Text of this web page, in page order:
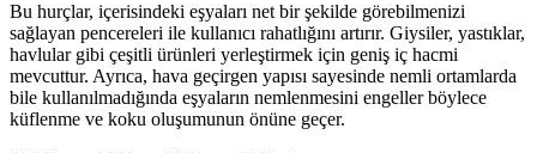
Bu hurçlar, içerisindeki eşyaları net bir şekilde görebilmenizi
sağlayan pencereleri ile kullanıcı rahatlığını artırır. Giysiler, yastıklar,
havlular gibi çeşitli ürünleri yerleştirmek için geniş iç hacmi
mevcuttur. Ayrıca, hava geçirgen yapısı sayesinde nemli ortamlarda
bile kullanılmadığında eşyaların nemlenmesini engeller böylece
küflenme ve koku oluşumunun önüne geçer.